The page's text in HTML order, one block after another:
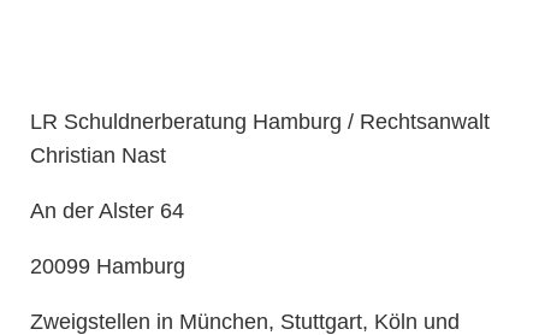
LR Schuldnerberatung Hamburg / Rechtsanwalt
Christian Nast
An der Alster 64
20099 Hamburg
Zweigstellen in München, Stuttgart, Köln und